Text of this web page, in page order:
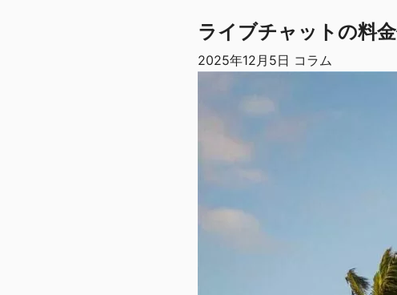
ライブチャットの料
2025年12月5日 コラム